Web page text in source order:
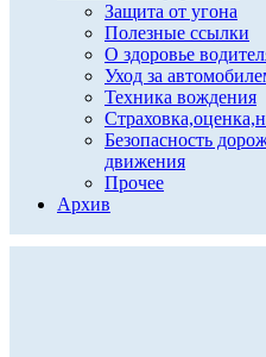
Защита от угона
Полезные ссылки
О здоровье
Уход за
Техника вождения
Безопасность
движения
Прочее
Архив